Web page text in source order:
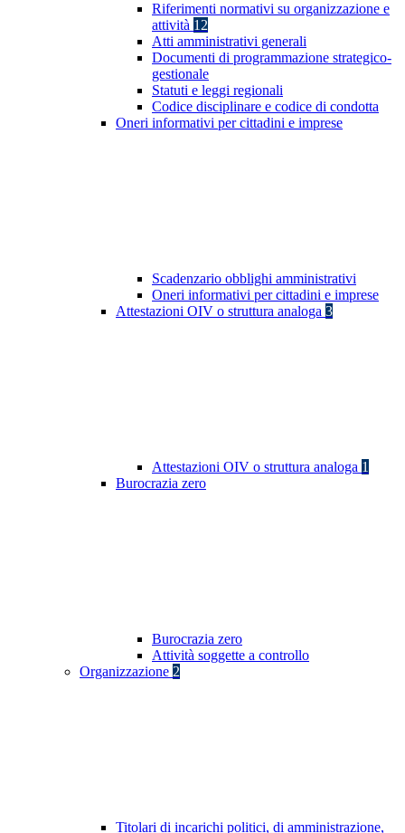
Riferimenti normativi su organizzazione e
attività 12
Atti amministrativi generali
Documenti di programmazione strategico-
gestionale
Statuti e leggi regionali
Codice disciplinare e codice di condotta
Oneri informativi per cittadini e imprese
Scadenzario obblighi amministrativi
Oneri informativi per cittadini e imprese
Attestazioni OIV o struttura analoga 3
Attestazioni OIV o struttura analoga 1
Burocrazia zero
Burocrazia zero
Attività soggette a controllo
Organizzazione 2
Titolari di incarichi politici, di amministrazione,